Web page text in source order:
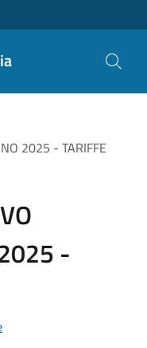
2025 - TARIFFE
-